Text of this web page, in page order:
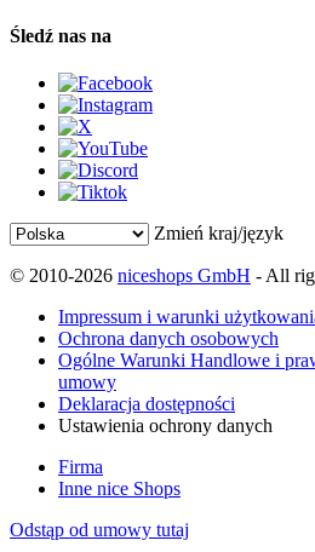
Śledź nas na
Zmień kraj/język
© 2010-2026 niceshops GmbH - All
Impressum i warunki
Ochrona danych osobowych
Ogólne Warunki Handlowe i
umowy
Deklaracja dostępności
Ustawienia ochrony danych
Firma
Inne nice Shops
Odstąp od umowy tutaj